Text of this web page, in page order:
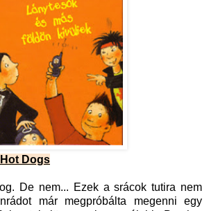
Dogs
De nem... Ezek a srácok tutira nem
már megpróbálta megenni egy